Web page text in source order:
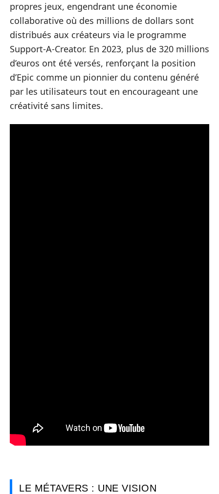
propres jeux, engendrant une économie
collaborative où des millions de dollars sont
distribués aux créateurs via le programme
Support-A-Creator. En 2023, plus de 320 millions
d’euros ont été versés, renforçant la position
d’Epic comme un pionnier du contenu généré
par les utilisateurs tout en encourageant une
créativité sans limites.
LE MÉTAVERS : UNE VISION